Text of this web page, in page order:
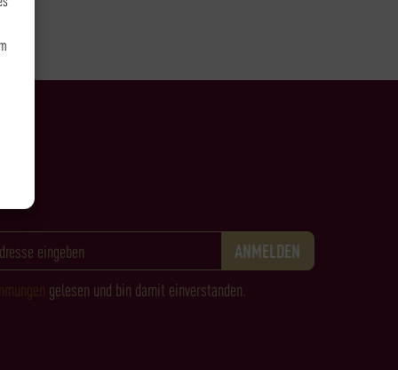
gelesen und bin damit einverstanden.